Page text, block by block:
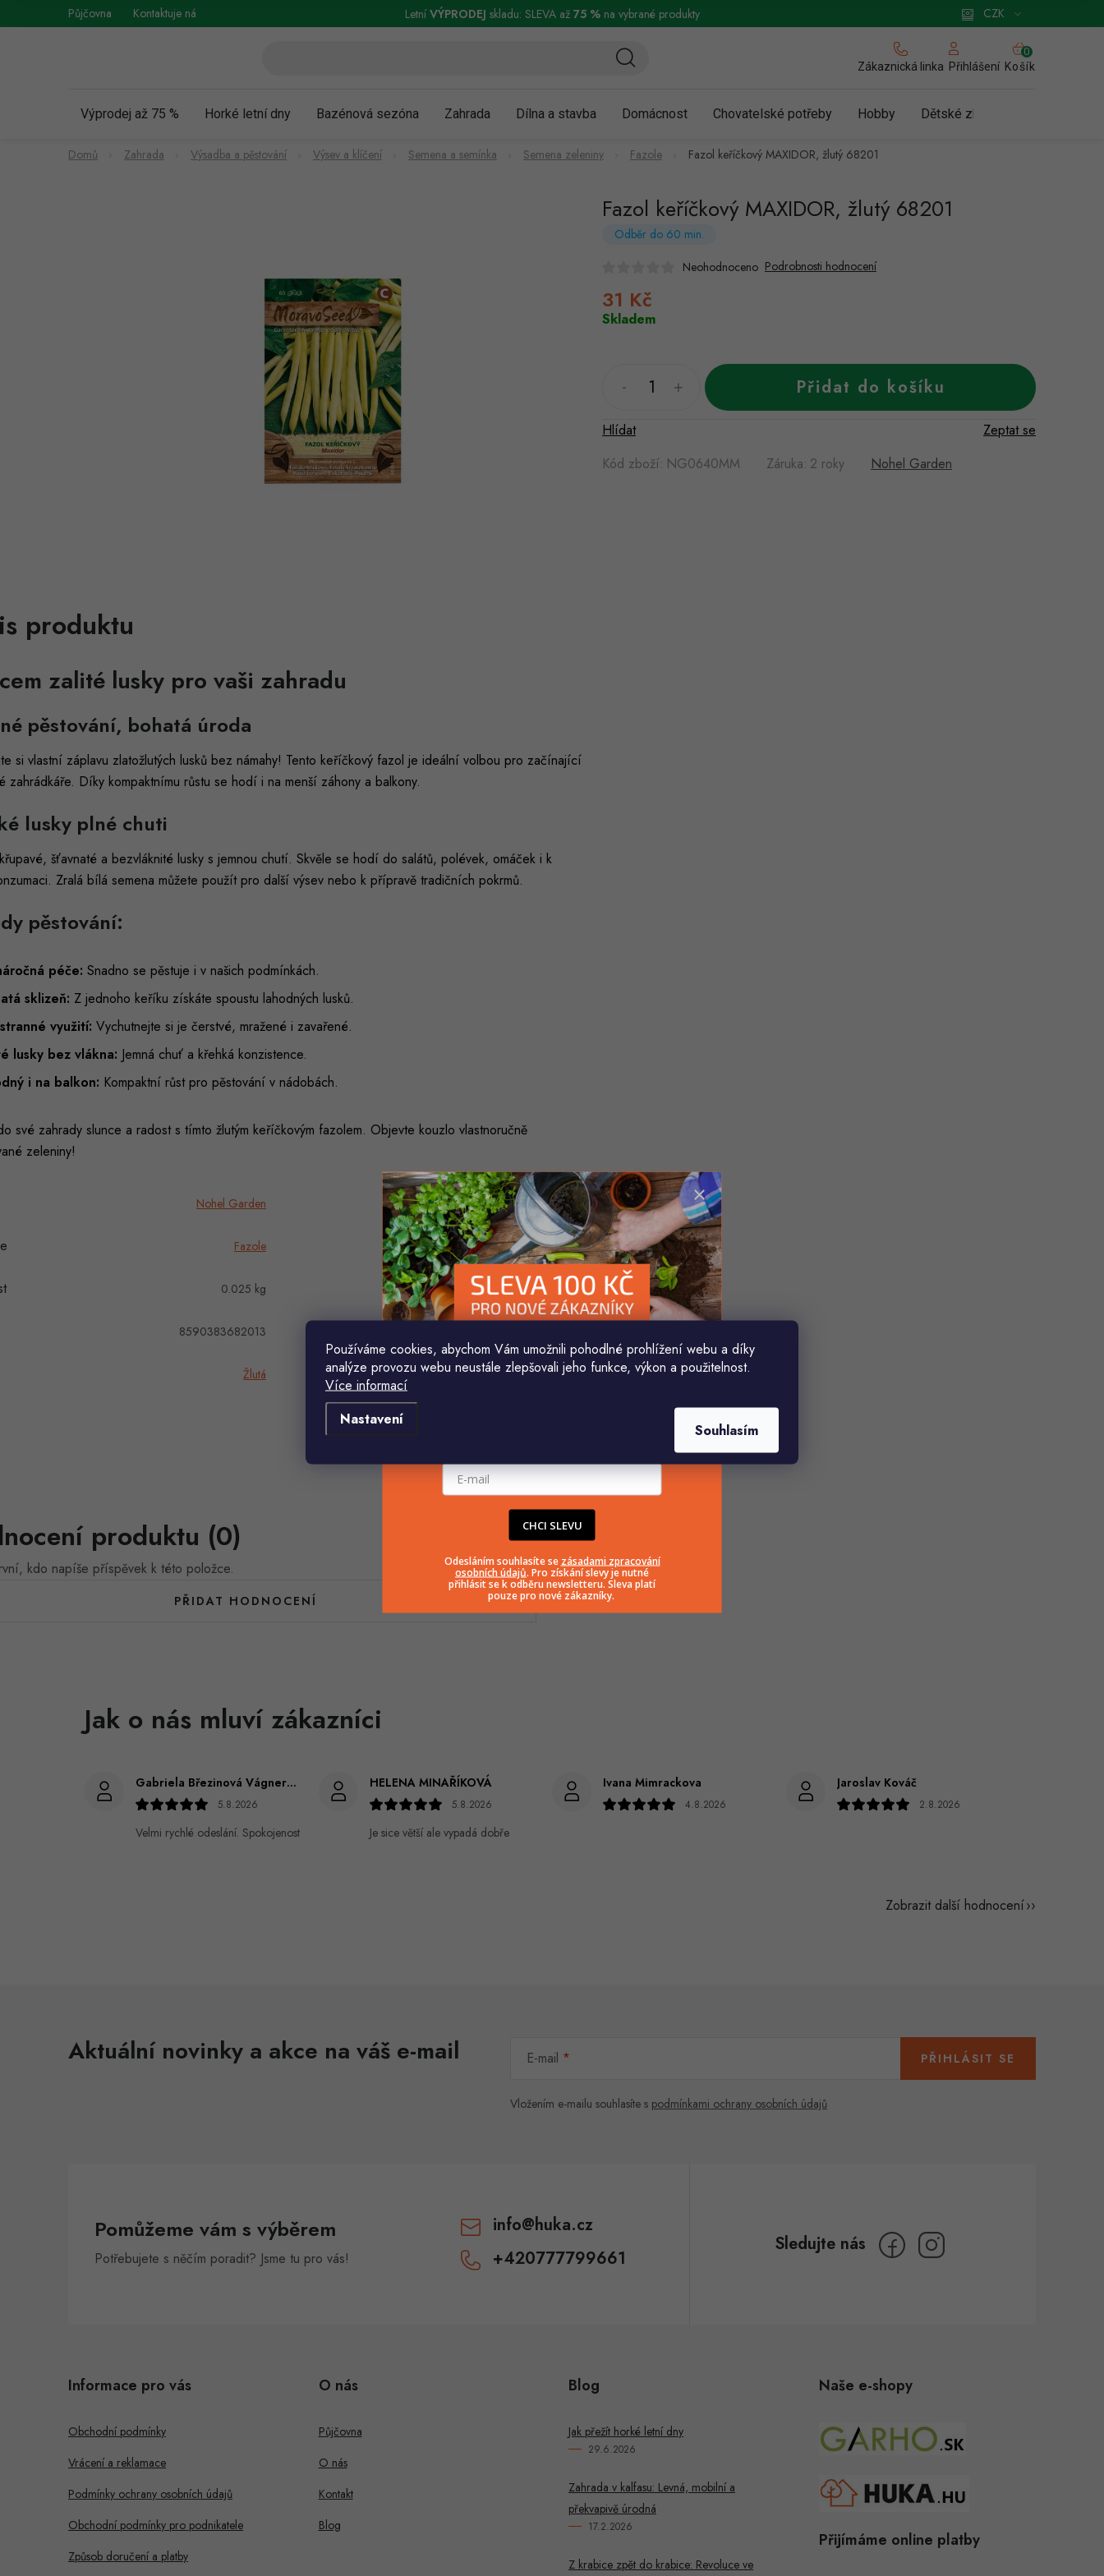
Používáme cookies, abychom Vám umožnili pohodlné prohlížení webu a díky
analýze provozu webu neustále zlepšovali jeho funkce, výkon a použitelnost.
Více informací
Nastavení
Souhlasím
na
Půjčovna Kontaktuje nás Vrácení a reklamace Podmínky ochrany osobních údajů Obchodní podmínky pro podnikatele Zásady používání cookies
CZK
LetníVÝPRODEJ skladu: SLEVA až 75 %na vybrané produkty
Zákaznická linka Přihlášení
NÁKUPNÍ
KOŠÍK
Košík
Výprodej až 75 % Horké letní dny Bazénová sezóna Zahrada Dílna a stavba Domácnost Chovatelské potřeby Hobby Dětské zboží a hračky
Domů Zahrada Výsadba a pěstování Výsev a klíčení Semena a semínka Semena zeleniny Fazole Fazol keříčkový MAXIDOR, žlutý 68201
Fazol keříčkový MAXIDOR, žlutý 68201
Odběr do 60 min.
Neohodnoceno Podrobnosti hodnocení
31 Kč
cena:
Skladem
Přidat do košíku
Kód zboží: NG0640MM Záruka: 2 roky Nohel Garden
Zeptat se
Hlídat
produktu
zalité lusky pro vaši zahradu
pěstování, bohatá úroda
si vlastní záplavu zlatožlutých lusků bez námahy! Tento keříčkový fazol je ideální volbou pro začínající
zahrádkáře. Díky kompaktnímu růstu se hodí i na menší záhony a balkony.
lusky plné chuti
šťavnaté a bezvláknité lusky s jemnou chutí. Skvěle se hodí do salátů, polévek, omáček i k
Zralá bílá semena můžete použít pro další výsev nebo k přípravě tradičních pokrmů.
pěstování:
péče: Snadno se pěstuje i v našich podmínkách.
sklizeň: Z jednoho keříku získáte spoustu lahodných lusků.
využití: Vychutnejte si je čerstvé, mražené i zavařené.
lusky bez vlákna: Jemná chuť a křehká konzistence.
i na balkon: Kompaktní růst pro pěstování v nádobách.
své zahrady slunce a radost s tímto žlutým keříčkovým fazolem. Objevte kouzlo vlastnoručně
zeleniny!
Nohel Garden
Fazole
0.025 kg
8590383682013
Žlutá
produktu (0)
kdo napíše příspěvek k této položce.
PŘIDAT HODNOCENÍ
Gabriela Březinová Vágnerová
5.8.2026
Velmi rychlé odeslání. Spokojenost
HELENA MINAŘÍKOVÁ
5.8.2026
Je sice větší ale vypadá dobře
Ivana Mimrackova
4.8.2026
Jaroslav Kováč
2.8.2026
Zobrazit další hodnocení
Aktuální novinky a akce na váš e-mail E-mail
Vložením e-mailu souhlasíte s podmínkami ochrany osobních údajů
PŘIHLÁSIT SE
Pomůžeme vám s výběrem
Potřebujete s něčím poradit? Jsme tu pro vás!
info@huka.cz
+420777799661
Informace pro vás
Obchodní podmínky
Vrácení a reklamace
Podmínky ochrany osobních údajů
Obchodní podmínky pro podnikatele
Způsob doručení a platby
O nás
Půjčovna
O nás
Kontakt
Blog
Blog
Jak přežít horké letní dny
29.6.2026
Zahrada v kalfasu: Levná, mobilní a
překvapivě úrodná
17.2.2026
Z krabice zpět do krabice: Revoluce ve
Naše e-shopy
Přijímáme online platby
CHCI SLEVU
Odesláním souhlasíte se zásadami zpracování
osobních údajů. Pro získání slevy je nutné
přihlásit se k odběru newsletteru. Sleva platí
pouze pro nové zákazníky.